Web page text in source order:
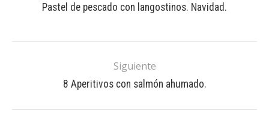
Pastel de pescado con langostinos. Navidad.
Siguiente
8 Aperitivos con salmón ahumado.